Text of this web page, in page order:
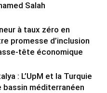
Salah
à taux zéro en
promesse d’inclusion
tête économique
: L’UpM et la Turquie
bassin méditerranéen